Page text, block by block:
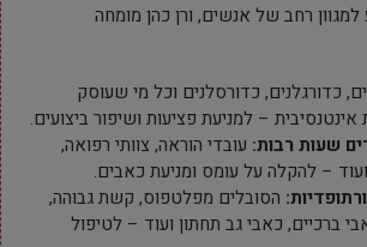
למגוון רחב של אנשים, ורן כהן מומחה
כדורגלנים, כדורסלנים וכל מי שעוסק
אינטנסיבית – למניעת פציעות ושיפור ביצועים.
שעות רבות: עובדי הוראה, צוותי רפואה,
– להקלה על עומס ומניעת כאבים.
: הסובלים מפלטפוס, קשת גבוהה,
ברכיים, כאבי גב תחתון ועוד – לטיפול